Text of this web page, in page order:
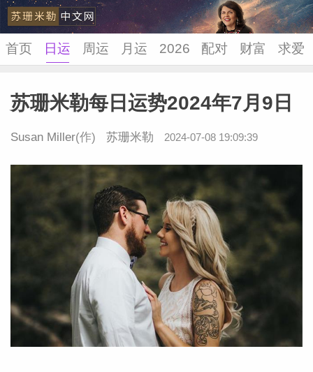
首页 日运 周运 月运 2026 配对 财富 求爱
苏珊米勒每日运势2024年7月9日
Susan Miller(作) 苏珊米勒 2024-07-08 19:09:39